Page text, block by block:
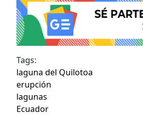
Tags:
laguna del Quilotoa
erupción
lagunas
Ecuador